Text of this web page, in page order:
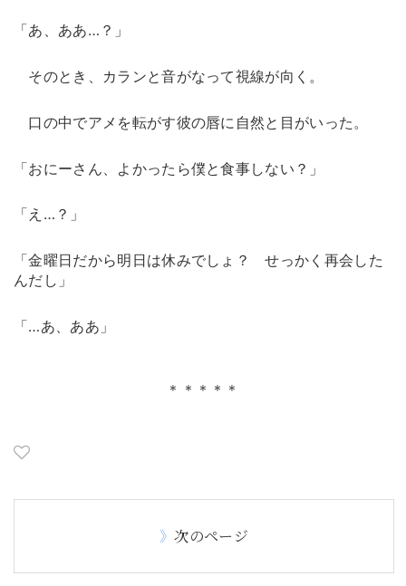
「あ、ああ…？」
そのとき、カランと音がなって視線が向く。
口の中でアメを転がす彼の唇に自然と目がいった。
「おにーさん、よかったら僕と食事しない？」
「え…？」
「金曜日だから明日は休みでしょ？ せっかく再会した
んだし」
「…あ、ああ」
＊＊＊＊＊
次のページ